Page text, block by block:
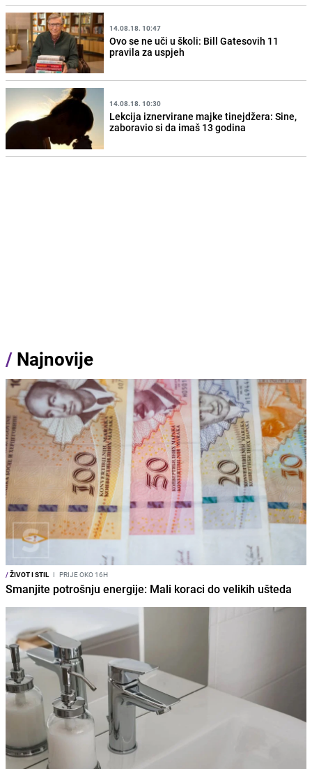
14.08.18. 10:47
Ovo se ne uči u školi: Bill Gatesovih 11
pravila za uspjeh
14.08.18. 10:30
Lekcija iznervirane majke tinejdžera: Sine,
zaboravio si da imaš 13 godina
/ Najnovije
/ŽIVOT I STIL I PRIJE OKO 16H
Smanjite potrošnju energije: Mali koraci do velikih ušteda